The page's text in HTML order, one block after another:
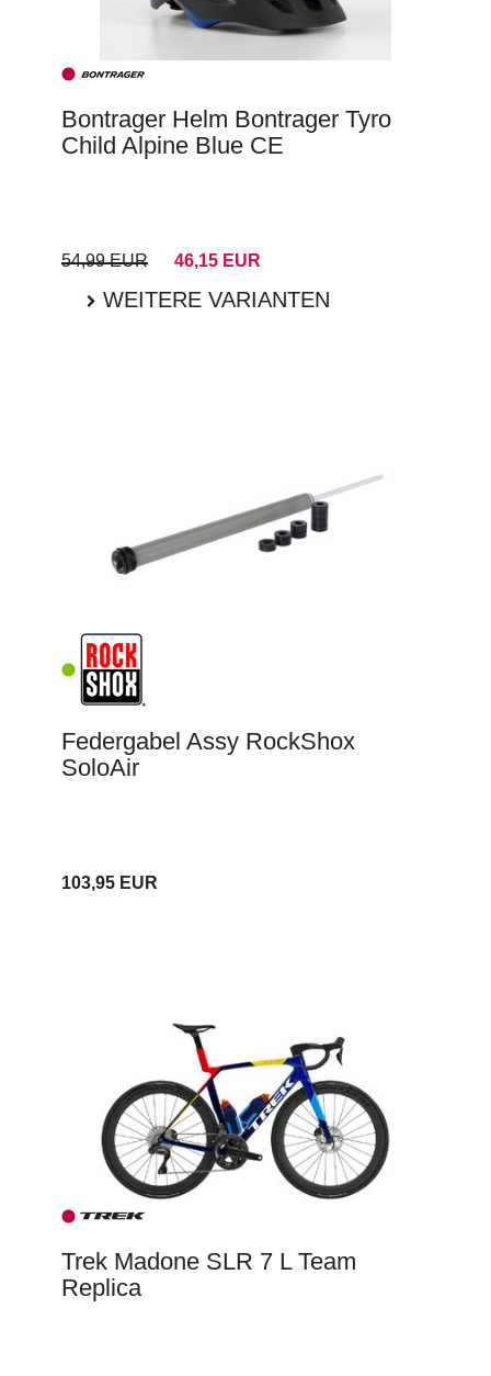
Bontrager Helm Bontrager Tyro
Child Alpine Blue CE
54,99 EUR 46,15 EUR
WEITERE VARIANTEN
Federgabel Assy RockShox
SoloAir
103,95 EUR
Trek Madone SLR 7 L Team
Replica